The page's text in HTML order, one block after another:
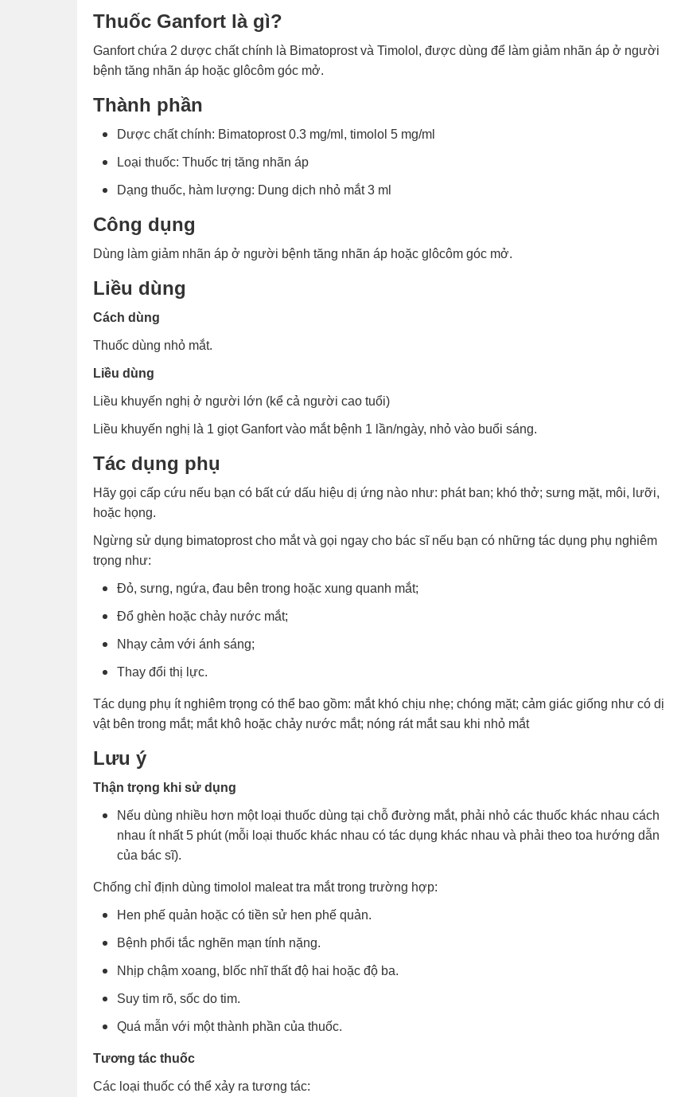
Thuốc Ganfort là gì?
Ganfort chứa 2 dược chất chính là Bimatoprost và Timolol, được dùng để làm giảm nhãn áp ở người
bệnh tăng nhãn áp hoặc glôcôm góc mở.
Thành phần
Dược chất chính: Bimatoprost 0.3 mg/ml, timolol 5 mg/ml
Loại thuốc: Thuốc trị tăng nhãn áp
Dạng thuốc, hàm lượng: Dung dịch nhỏ mắt 3 ml
Công dụng
Dùng làm giảm nhãn áp ở người bệnh tăng nhãn áp hoặc glôcôm góc mở.
Liều dùng
Cách dùng
Thuốc dùng nhỏ mắt.
Liều dùng
Liều khuyến nghị ở người lớn (kể cả người cao tuổi)
Liều khuyến nghị là 1 giọt Ganfort vào mắt bệnh 1 lần/ngày, nhỏ vào buổi sáng.
Tác dụng phụ
Hãy gọi cấp cứu nếu bạn có bất cứ dấu hiệu dị ứng nào như: phát ban; khó thở; sưng mặt, môi, lưỡi,
hoặc họng.
Ngừng sử dụng bimatoprost cho mắt và gọi ngay cho bác sĩ nếu bạn có những tác dụng phụ nghiêm
trọng như:
Đỏ, sưng, ngứa, đau bên trong hoặc xung quanh mắt;
Đổ ghèn hoặc chảy nước mắt;
Nhạy cảm với ánh sáng;
Thay đổi thị lực.
Tác dụng phụ ít nghiêm trọng có thể bao gồm: mắt khó chịu nhẹ; chóng mặt; cảm giác giống như có dị
vật bên trong mắt; mắt khô hoặc chảy nước mắt; nóng rát mắt sau khi nhỏ mắt
Lưu ý
Thận trọng khi sử dụng
Nếu dùng nhiều hơn một loại thuốc dùng tại chỗ đường mắt, phải nhỏ các thuốc khác nhau cách
nhau ít nhất 5 phút (mỗi loại thuốc khác nhau có tác dụng khác nhau và phải theo toa hướng dẫn
của bác sĩ).
Chống chỉ định dùng timolol maleat tra mắt trong trường hợp:
Hen phế quản hoặc có tiền sử hen phế quản.
Bệnh phổi tắc nghẽn mạn tính nặng.
Nhịp chậm xoang, blốc nhĩ thất độ hai hoặc độ ba.
Suy tim rõ, sốc do tim.
Quá mẫn với một thành phần của thuốc.
Tương tác thuốc
Các loại thuốc có thể xảy ra tương tác: